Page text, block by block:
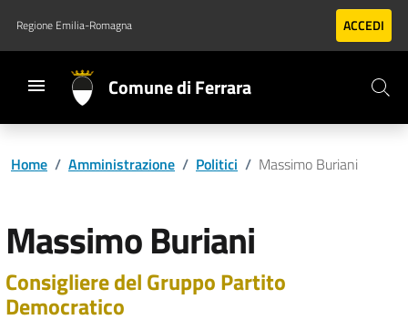
Vai al contenuto principale
Vai al footer
Regione Emilia-Romagna ACCEDI
Comune di Ferrara
Home / Amministrazione / Politici / Massimo Buriani
Massimo Buriani
Consigliere del Gruppo Partito
Democratico